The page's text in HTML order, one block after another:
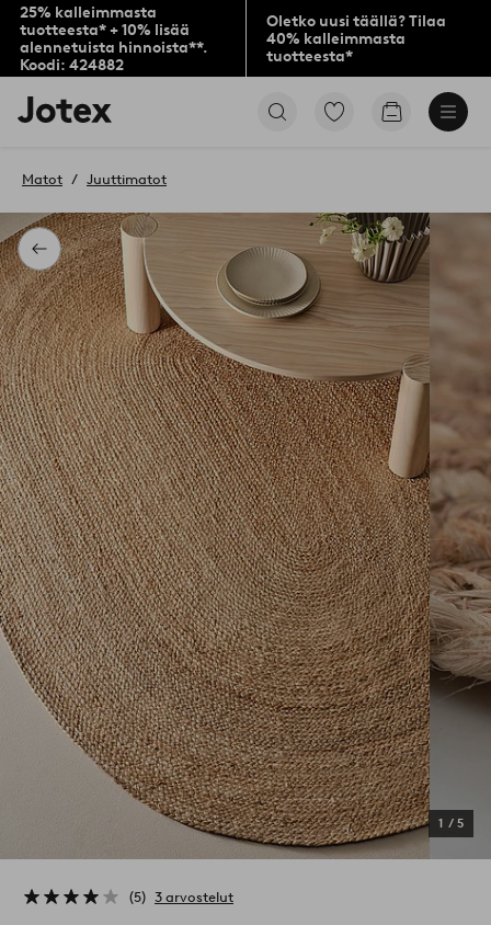
25% kalleimmasta
tuotteesta* + 10% lisää
alennetuista hinnoista**.
Koodi: 424882
Oletko uusi täällä? Tilaa
40% kalleimmasta
tuotteesta*
Jotex-
logo
aloitussivulle
Siirry
Siirry
Takaisin
Matot Juuttimatot
1 / 5
5 3 arvostelut